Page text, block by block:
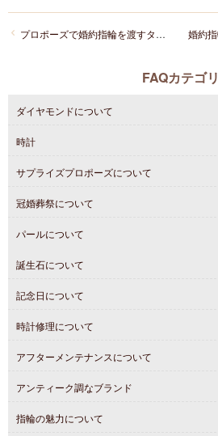
プロポーズで婚約指輪を渡すタイミングっていつです？皆さんどうやって渡していますか？
FAQカテゴリ
ダイヤモンドについて
時計
サプライズプロポーズについて
冠婚葬祭について
パールについて
誕生石について
記念日について
時計修理について
アフターメンテナンスについて
アンティーク調なブランド
指輪の魅力について